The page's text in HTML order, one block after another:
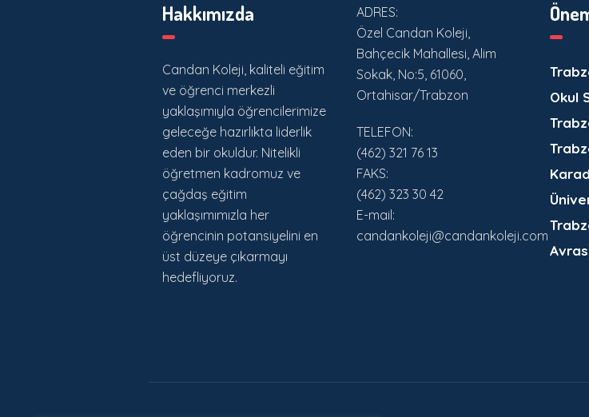
Hakkımızda
Candan Koleji, kaliteli eğitim
ve öğrenci merkezli
yaklaşımıyla öğrencilerimize
geleceğe hazırlıkta liderlik
eden bir okuldur. Nitelikli
öğretmen kadromuz ve
çağdaş eğitim
yaklaşımımızla her
öğrencinin potansiyelini en
üst düzeye çıkarmayı
hedefliyoruz.
ADRES:
Özel Candan Koleji,
Bahçecik Mahallesi, Alim
Sokak, No:5, 61060,
Ortahisar/Trabzon
TELEFON:
(462) 321 76 13
FAKS:
(462) 323 30 42
E-mail:
candankoleji@candankoleji.com
Okul